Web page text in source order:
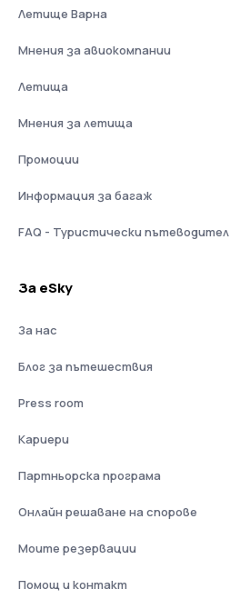
Летище Варна
Мнения за авиокомпании
Летища
Мнения за летища
Промоции
Информация за багаж
FAQ - Туристически пътеводител
За eSky
За нас
Блог за пътешествия
Press room
Кариери
Партньорска програма
Онлайн решаване на спорове
Моите резервации
Помощ и контакт